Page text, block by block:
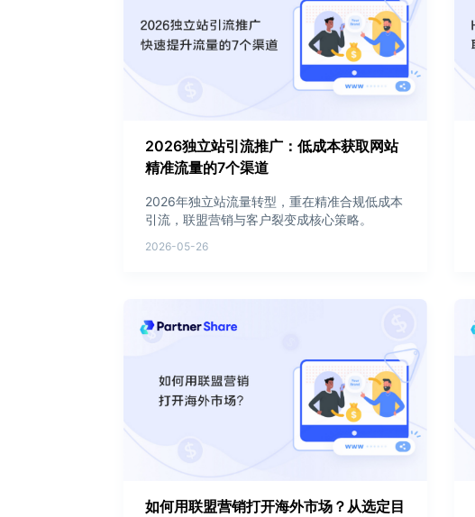
2026独立站引流推广：低成本获取网站
精准流量的7个渠道
2026年独立站流量转型，重在精准合规低成本
引流，联盟营销与客户裂变成核心策略。
2026-05-26
如何用联盟营销打开海外市场？从选定目